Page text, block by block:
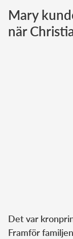
Mary
när
Det var
Framför